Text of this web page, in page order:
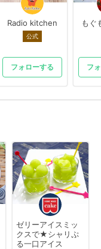
Radio kitchen
公式
フォローする
もぐ
フ
ゼリーアイスミッ
クスで★シャリぷ
る一口アイス